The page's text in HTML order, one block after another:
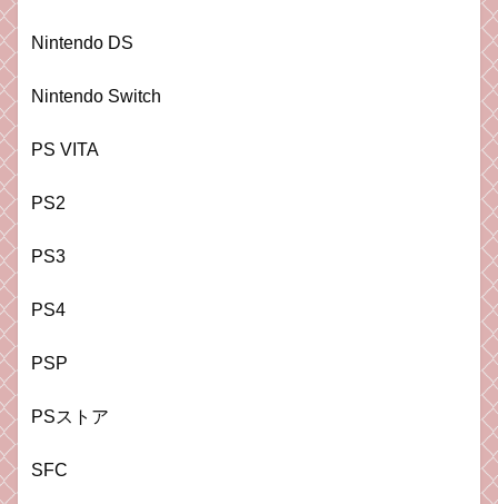
Nintendo DS
Nintendo Switch
PS VITA
PS2
PS3
PS4
PSP
PSストア
SFC